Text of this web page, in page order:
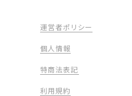
運営者ポリシー
個人情報
特商法表記
利用規約